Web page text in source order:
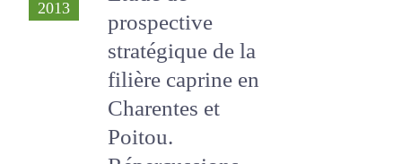
#212
2013
Etude de
prospective
stratégique de la
filière caprine en
Charentes et
Poitou.